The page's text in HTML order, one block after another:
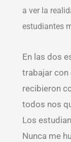
a ver la
estudiantes
En las dos
trabajar con
recibieron
todos nos
Los
Nunca me